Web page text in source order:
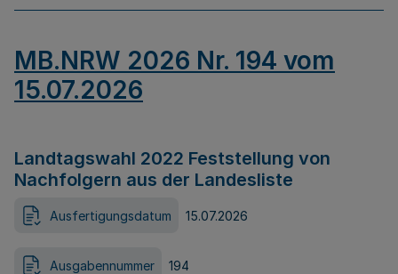
MB.NRW 2026 Nr. 194 vom
15.07.2026
Landtagswahl 2022 Feststellung von
Nachfolgern aus der Landesliste
Ausfertigungsdatum 15.07.2026
Ausgabennummer 194